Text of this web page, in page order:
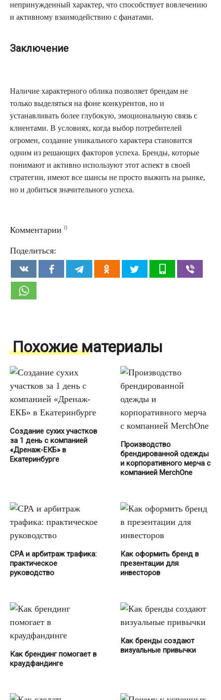
непринужденный характер, что способствует вовлечению
и активному взаимодействию с фанатами.
Заключение
Наличие характерного облика позволяет брендам не
только выделяться на фоне конкурентов, но и
устанавливать более глубокую, эмоциональную связь с
клиентами. В условиях, когда выбор потребителей
огромен, создание уникального характера становится
одним из решающих факторов успеха. Бренды, которые
понимают и активно используют этот аспект в своей
стратегии, имеют все шансы не просто выжить на рынке,
но и добиться значительного успеха.
Комментарии 0
Поделиться:
Похожие материалы
Создание сухих участков
за 1 день с компанией
«Дренаж-ЕКБ» в
Екатеринбурге
Производство
брендированной одежды
и корпоративного мерча с
компанией MerchOne
СРА и арбитраж трафика:
практическое
руководство
Как оформить бренд в
презентации для
инвесторов
Как брендинг помогает в
краудфандинге
Как бренды создают
визуальные привычки